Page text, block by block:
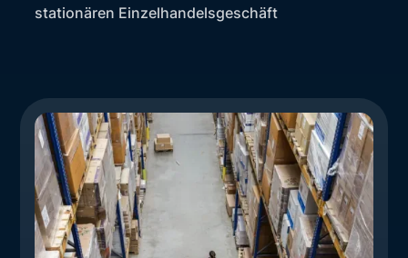
stationären Einzelhandelsgeschäft